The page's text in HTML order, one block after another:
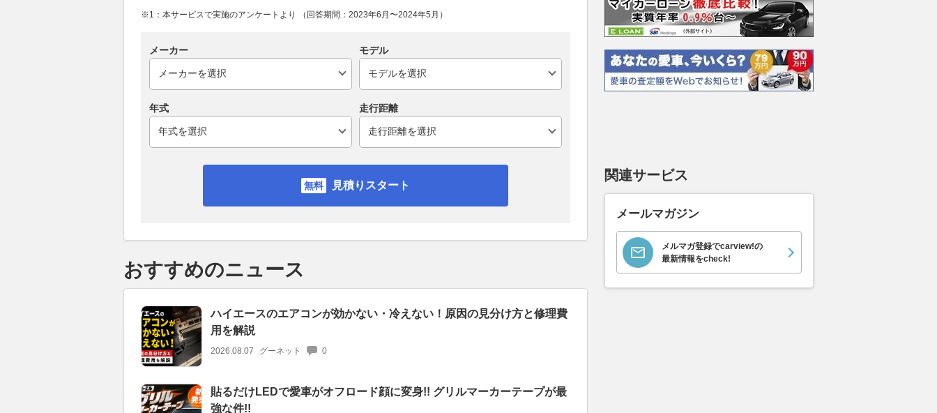
※1：本サービスで実施のアンケートより （回答期間：2023年6月〜2024年5月）
メーカー モデル
年式 走行距離
見積りスタート
おすすめのニュース
ハイエースのエアコンが効かない・冷えない！原因の見分け方と修理費
用を解説
2026.08.07 グーネット 0
貼るだけLEDで愛車がオフロード顔に変身!! グリルマーカーテープが最
強な件!!
関連サービス
メールマガジン
メルマガ登録でcarview!の
最新情報をcheck!